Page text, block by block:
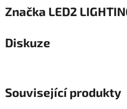
Značka LED2
Diskuze
Související produkty